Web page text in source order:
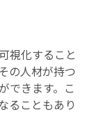
視化すること
の人材が持つ
できます。こ
ることもあり